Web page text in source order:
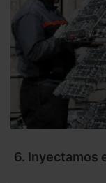
6. Inyectamos